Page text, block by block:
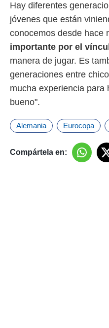
Hay diferentes
jóvenes que están
conocemos desde hace
importante por el
manera de jugar. Es
generaciones entre
mucha experiencia para
bueno".
Alemania Eurocopa
Compártela en: